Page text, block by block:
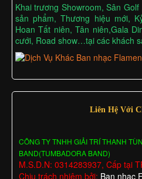
Khai trương Showroom, Sân
sản phẩm, Thương hiệu mới,
Hoan Tất niên, Tân niên,Gala
cưới, Road show…tại các khách
Liên Hệ Với
CÔNG TY TNHH GIẢI TRÍ THANH
BAND(TUMBADORA BAND)
M.S.D.N: 0314283937, Cấp tại
Chịu trách nhiệm bởi: Ban nhạc